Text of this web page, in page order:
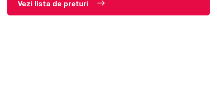
Vezi lista de preturi